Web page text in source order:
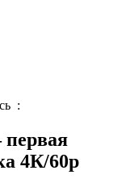
:
первая
4К/60р